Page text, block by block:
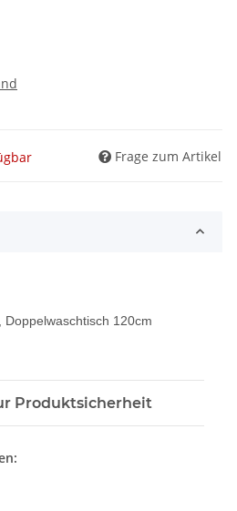
Frage zum Artikel
Doppelwaschtisch 120cm
Produktsicherheit